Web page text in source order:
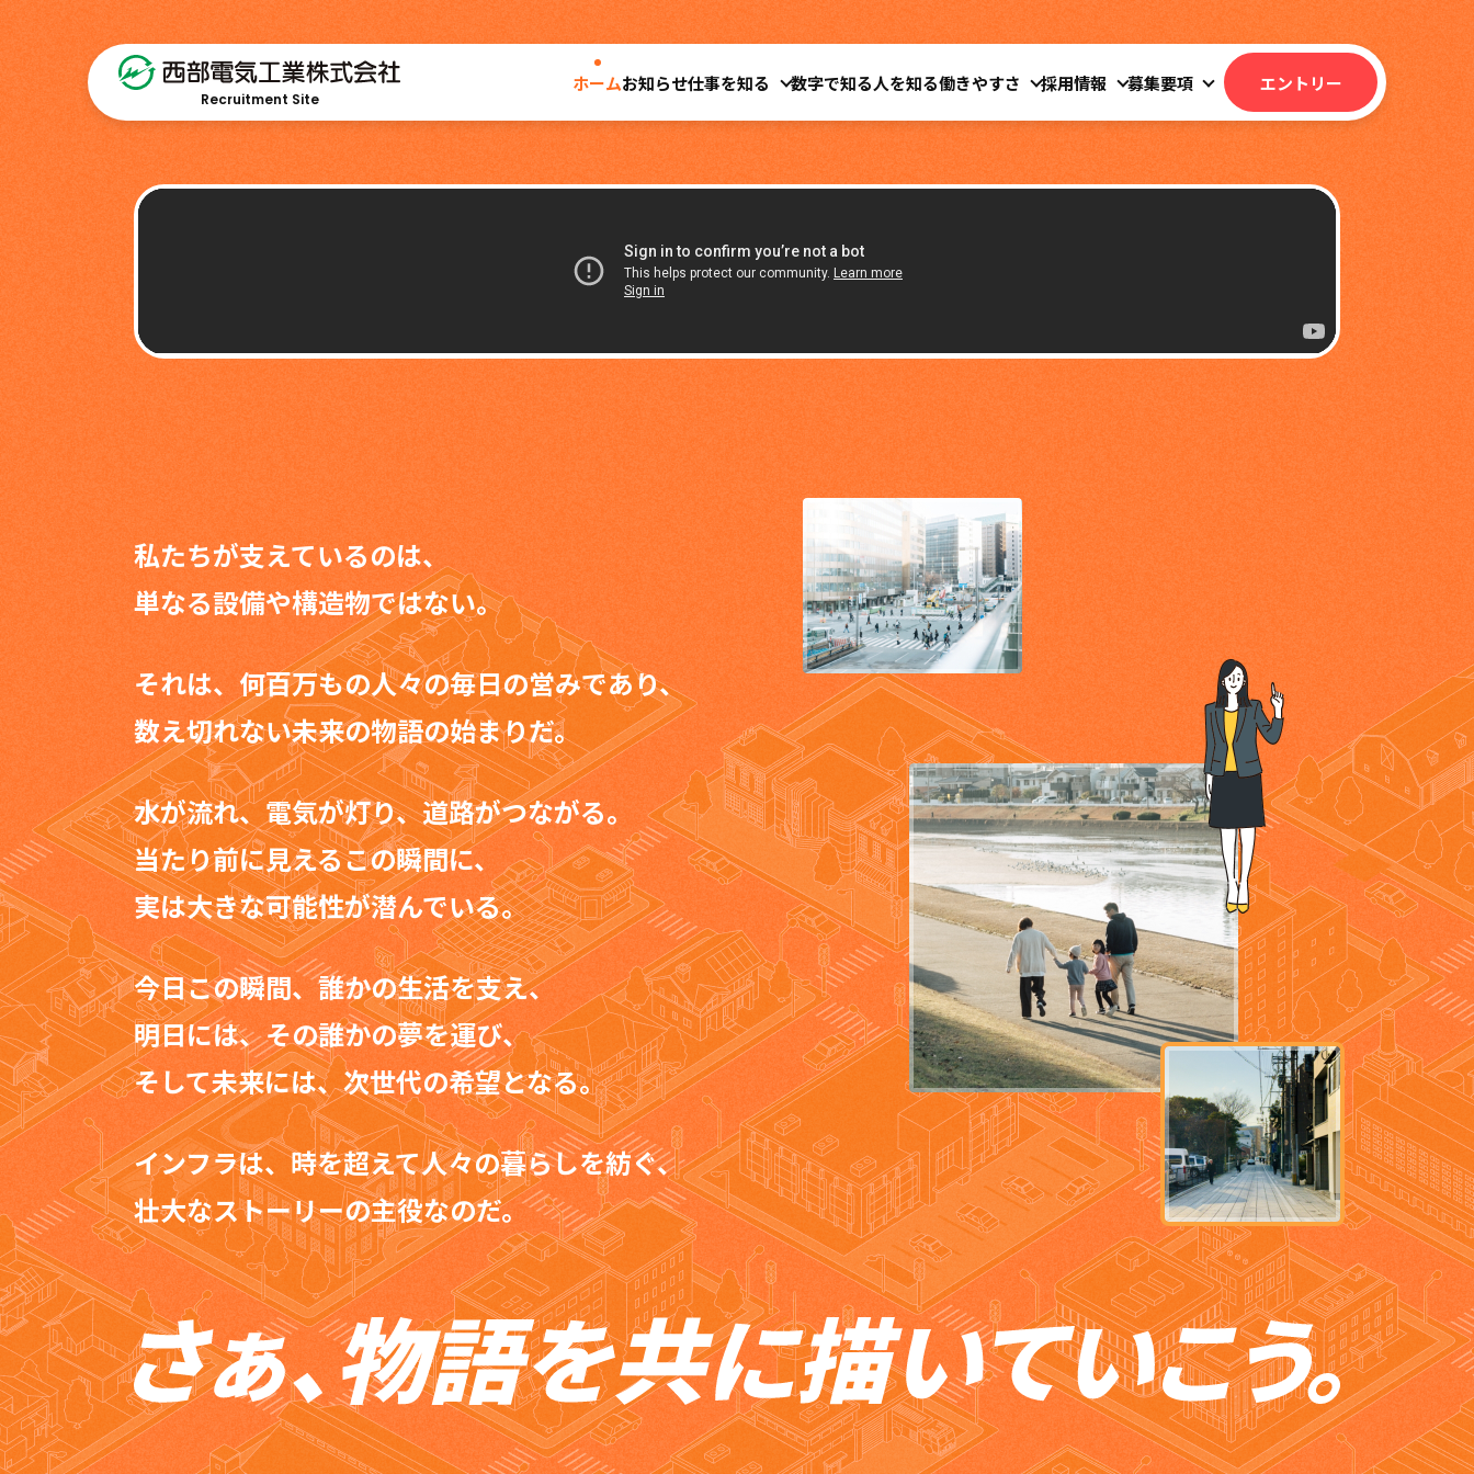
Recruitment Site
ホームお知らせ仕事を知る 数字で知る人を知る働きやすさ 採用情報 募集要項 エントリー
私たちが支えているのは、
単なる設備や構造物ではない。
それは、何百万もの人々の毎日の営みであり、
数え切れない未来の物語の始まりだ。
水が流れ、電気が灯り、道路がつながる。
当たり前に見えるこの瞬間に、
実は大きな可能性が潜んでいる。
今日この瞬間、誰かの生活を支え、
明日には、その誰かの夢を運び、
そして未来には、次世代の希望となる。
インフラは、時を超えて人々の暮らしを紡ぐ、
壮大なストーリーの主役なのだ。